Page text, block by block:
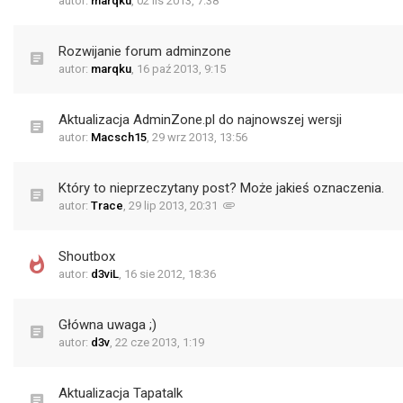
Rozwijanie forum adminzone
autor: marqku, 16 paź 2013, 9:15
Aktualizacja AdminZone.pl do najnowszej wersji
autor: Macsch15, 29 wrz 2013, 13:56
Który to nieprzeczytany post? Może jakieś oznaczenia.
autor: Trace, 29 lip 2013, 20:31
Shoutbox
autor: d3viL, 16 sie 2012, 18:36
Główna uwaga ;)
autor: d3v, 22 cze 2013, 1:19
Aktualizacja Tapatalk